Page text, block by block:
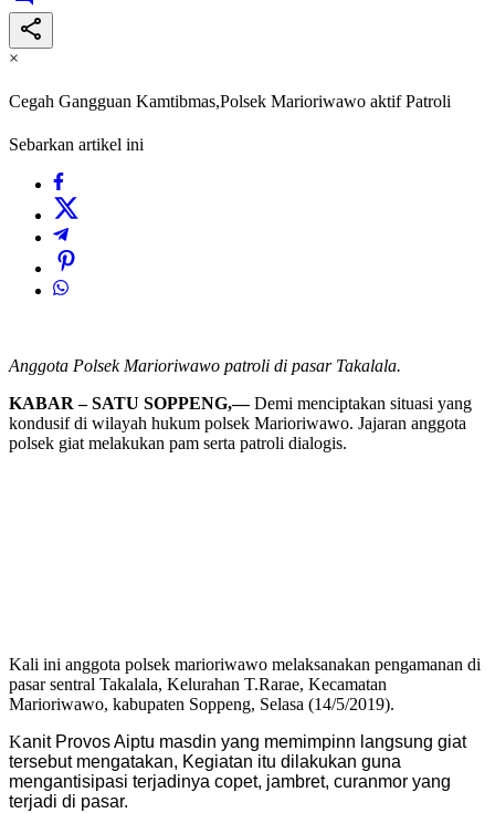
×
Cegah Gangguan Kamtibmas,Polsek Marioriwawo aktif Patroli
Sebarkan artikel ini
Anggota Polsek Marioriwawo patroli di pasar Takalala.
KABAR – SATU SOPPENG,—Demi menciptakan situasi yang
kondusif di wilayah hukum polsek Marioriwawo. Jajaran anggota
polsek giat melakukan pam serta patroli dialogis.
Kali ini anggota polsek marioriwawo melaksanakan pengamanan di
pasar sentral Takalala, Kelurahan T.Rarae, Kecamatan
Marioriwawo, kabupaten Soppeng, Selasa (14/5/2019).
Kanit Provos Aiptu masdin yang memimpinn langsung giat
tersebut mengatakan, Kegiatan itu dilakukan guna
mengantisipasi terjadinya copet, jambret, curanmor yang
terjadi di pasar.